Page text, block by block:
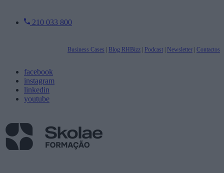
210 033 800
Business Cases Blog RHBizz Podcast Newsletter Contactos
facebook
instagram
linkedin
youtube